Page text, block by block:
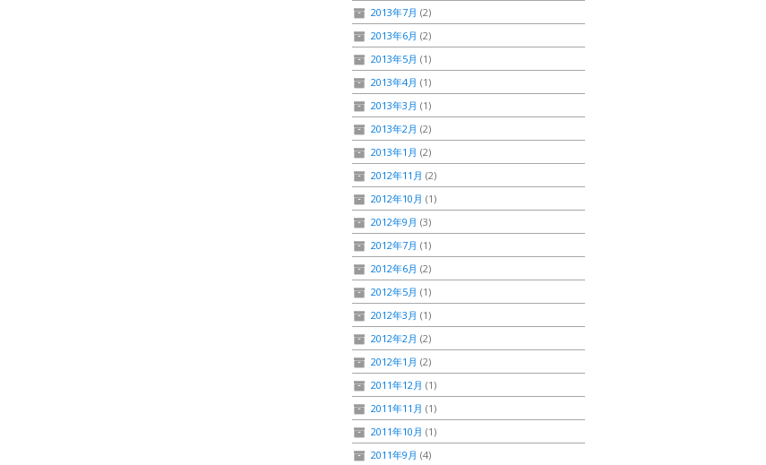
2013年7月 (2)
2013年6月 (2)
2013年5月 (1)
2013年4月 (1)
2013年3月 (1)
2013年2月 (2)
2013年1月 (2)
2012年11月 (2)
2012年10月 (1)
2012年9月 (3)
2012年7月 (1)
2012年6月 (2)
2012年5月 (1)
2012年3月 (1)
2012年2月 (2)
2012年1月 (2)
2011年12月 (1)
2011年11月 (1)
2011年10月 (1)
2011年9月 (4)